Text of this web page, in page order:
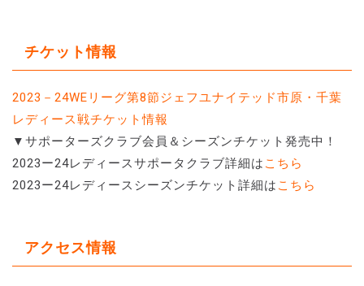
チケット情報
2023－24WEリーグ第8節ジェフユナイテッド市原・千葉
レディース戦チケット情報
▼サポーターズクラブ会員＆シーズンチケット発売中！
2023ー24レディースサポータクラブ詳細は こちら
2023ー24レディースシーズンチケット詳細は こちら
アクセス情報